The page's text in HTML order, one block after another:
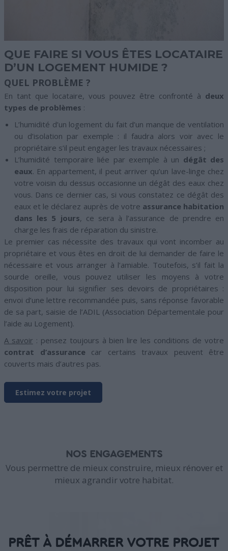
QUE FAIRE SI VOUS ÊTES LOCATAIRE
D’UN LOGEMENT HUMIDE ?
QUEL PROBLÈME ?
En tant que locataire, vous pouvez être confronté à deux
types de problèmes :
L’humidité d’un logement du fait d’un manque de ventilation
ou d’isolation par exemple : il faudra alors voir avec le
propriétaire s’il peut engager les travaux nécessaires ;
L’humidité temporaire liée par exemple à un dégât des
eaux. En appartement, il peut arriver qu’un lave-linge chez
votre voisin du dessus occasionne un dégât des eaux chez
vous. Dans ce dernier cas, si vous constatez ce dégât des
eaux et le déclarez auprès de votre assurance habitation
dans les 5 jours, ce sera à l’assurance de prendre en
charge les frais de réparation du sinistre.
Le premier cas nécessite des travaux qui vont incomber au
propriétaire et vous êtes en droit de lui demander de faire le
nécessaire et vous arranger à l’amiable. Toutefois, s’il fait la
sourde oreille, vous pouvez utiliser les moyens à votre
disposition pour lui signifier ses devoirs de propriétaires :
envoi d’une lettre recommandée puis, sans réponse favorable
de sa part, saisie de l’ADIL (Association Départementale pour
l’aide au Logement).
A savoir : pensez toujours à bien lire les conditions de votre
contrat d’assurance car certains travaux peuvent être
couverts mais d’autres pas.
Estimez votre projet
NOS ENGAGEMENTS
Vous permettre de mieux construire, mieux rénover et
mieux agrandir votre habitat.
PRÊT À DÉMARRER VOTRE PROJET